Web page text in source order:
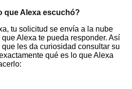
que Alexa escuchó?
tu solicitud se envía a la nube
Alexa te pueda responder. Así
les da curiosidad consultar su
qué es lo que Alexa